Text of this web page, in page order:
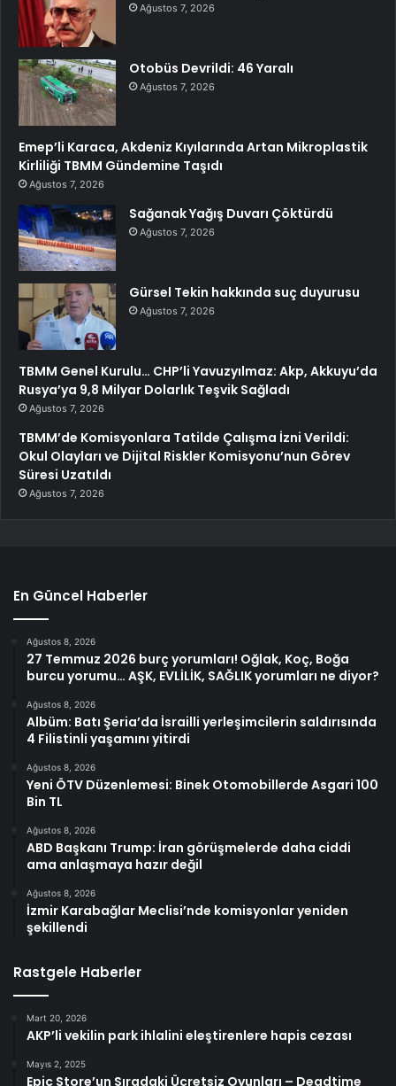
Ağustos 7, 2026
Otobüs Devrildi: 46 Yaralı
Ağustos 7, 2026
Emep’li Karaca, Akdeniz Kıyılarında Artan Mikroplastik
Kirliliği TBMM Gündemine Taşıdı
Ağustos 7, 2026
Sağanak Yağış Duvarı Çöktürdü
Ağustos 7, 2026
Gürsel Tekin hakkında suç duyurusu
Ağustos 7, 2026
TBMM Genel Kurulu… CHP’li Yavuzyılmaz: Akp, Akkuyu’da
Rusya’ya 9,8 Milyar Dolarlık Teşvik Sağladı
Ağustos 7, 2026
TBMM’de Komisyonlara Tatilde Çalışma İzni Verildi:
Okul Olayları ve Dijital Riskler Komisyonu’nun Görev
Süresi Uzatıldı
Ağustos 7, 2026
En Güncel Haberler
Ağustos 8, 2026
27 Temmuz 2026 burç yorumları! Oğlak, Koç, Boğa
burcu yorumu… AŞK, EVLİLİK, SAĞLIK yorumları ne diyor?
Ağustos 8, 2026
Albüm: Batı Şeria’da İsrailli yerleşimcilerin saldırısında
4 Filistinli yaşamını yitirdi
Ağustos 8, 2026
Yeni ÖTV Düzenlemesi: Binek Otomobillerde Asgari 100
Bin TL
Ağustos 8, 2026
ABD Başkanı Trump: İran görüşmelerde daha ciddi
ama anlaşmaya hazır değil
Ağustos 8, 2026
İzmir Karabağlar Meclisi’nde komisyonlar yeniden
şekillendi
Rastgele Haberler
Mart 20, 2026
AKP’li vekilin park ihlalini eleştirenlere hapis cezası
Mayıs 2, 2025
Epic Store’un Sıradaki Ücretsiz Oyunları – Deadtime